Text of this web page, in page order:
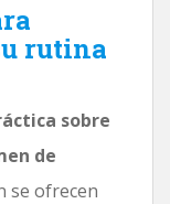
rutina
sobre
de
se ofrecen